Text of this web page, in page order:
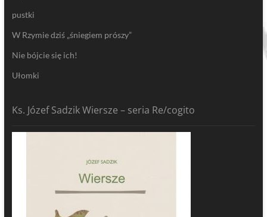
pustki
W Rzymie dziś „śniegiem prószy”
Nie bójcie się ich!
Ułomki
Ks. Józef Sadzik Wiersze – seria Re/cogito